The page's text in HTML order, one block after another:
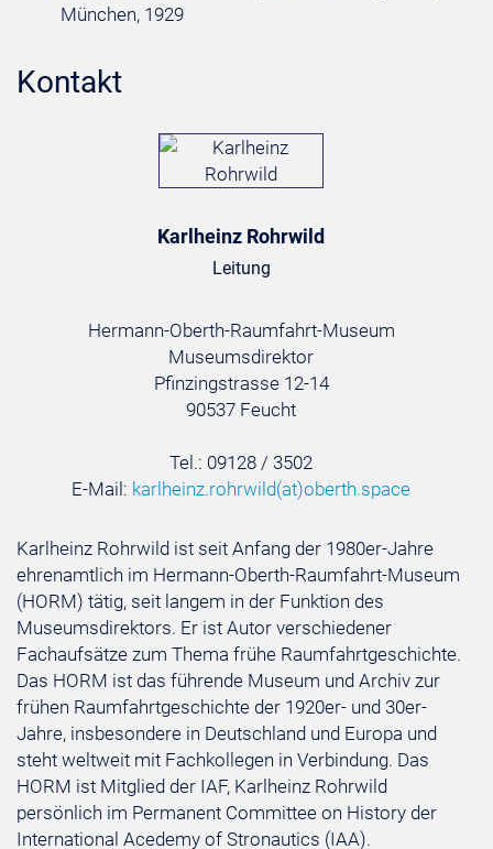
München, 1929
Kontakt
Karlheinz Rohrwild
Leitung
Hermann-Oberth-Raumfahrt-Museum
Museumsdirektor
Pfinzingstrasse 12-14
90537 Feucht
Tel.: 09128 / 3502
E-Mail: karlheinz.rohrwild(at)oberth.space
Karlheinz Rohrwild ist seit Anfang der 1980er-Jahre
ehrenamtlich im Hermann-Oberth-Raumfahrt-Museum
(HORM) tätig, seit langem in der Funktion des
Museumsdirektors. Er ist Autor verschiedener
Fachaufsätze zum Thema frühe Raumfahrtgeschichte.
Das HORM ist das führende Museum und Archiv zur
frühen Raumfahrtgeschichte der 1920er- und 30er-
Jahre, insbesondere in Deutschland und Europa und
steht weltweit mit Fachkollegen in Verbindung. Das
HORM ist Mitglied der IAF, Karlheinz Rohrwild
persönlich im Permanent Committee on History der
International Acedemy of Stronautics (IAA).